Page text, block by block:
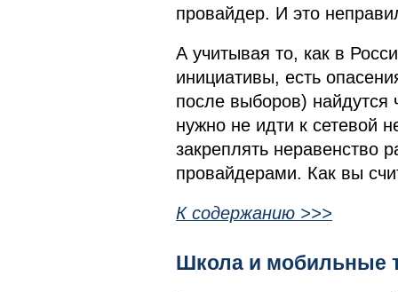
провайдер. И это
А учитывая то, как в
инициативы, есть
после выборов) найдутся
нужно не идти к сетевой
закреплять неравенство
провайдерами. Как вы
К содержанию >>>
Школа и мобильные